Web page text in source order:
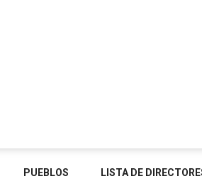
PUEBLOS LISTA DE